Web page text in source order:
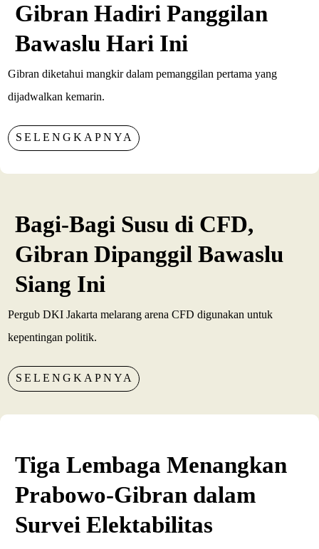
Gibran Hadiri Panggilan
Bawaslu Hari Ini
Gibran diketahui mangkir dalam pemanggilan pertama yang
dijadwalkan kemarin.
SELENGKAPNYA
Bagi-Bagi Susu di CFD,
Gibran Dipanggil Bawaslu
Siang Ini
Pergub DKI Jakarta melarang arena CFD digunakan untuk
kepentingan politik.
SELENGKAPNYA
Tiga Lembaga Menangkan
Prabowo-Gibran dalam
Survei Elektabilitas